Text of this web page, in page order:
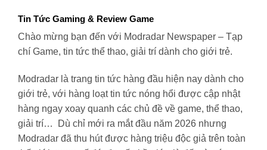
Tin Tức Gaming & Review Game
Chào mừng bạn đến với Modradar Newspaper – Tạp
chí Game, tin tức thể thao, giải trí dành cho giới trẻ.
Modradar là trang tin tức hàng đầu hiện nay dành cho
giới trẻ, với hàng loạt tin tức nóng hổi được cập nhật
hàng ngay xoay quanh các chủ đề về game, thể thao,
giải trí… Dù chỉ mới ra mắt đầu năm 2026 nhưng
Modradar đã thu hút được hàng triệu độc giả trên toàn